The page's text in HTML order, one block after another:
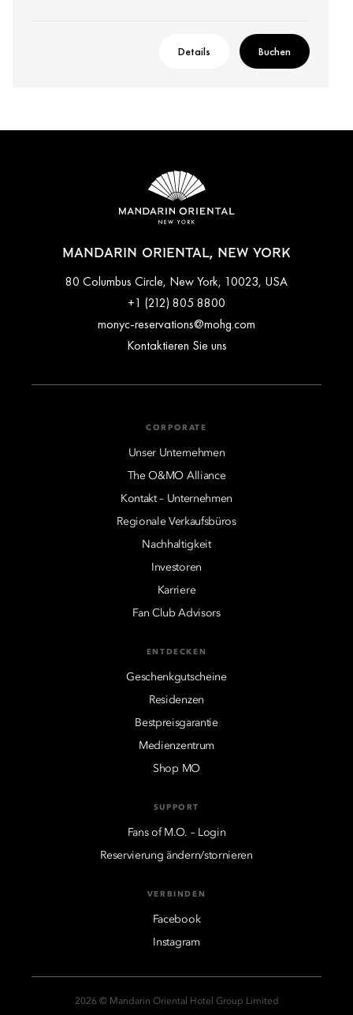
Details Buchen
MANDARIN ORIENTAL, NEW YORK
80 Columbus Circle, New York, 10023, USA
+1 (212) 805 8800
monyc-reservations@mohg.com
Kontaktieren Sie uns
CORPORATE
Unser Unternehmen
The O&MO Alliance
Kontakt – Unternehmen
Regionale Verkaufsbüros
Nachhaltigkeit
Investoren
Karriere
Fan Club Advisors
ENTDECKEN
Geschenkgutscheine
Residenzen
Bestpreisgarantie
Medienzentrum
Shop MO
SUPPORT
Fans of M.O. – Login
Reservierung ändern/stornieren
VERBINDEN
Facebook
Instagram
2026 © Mandarin Oriental Hotel Group Limited